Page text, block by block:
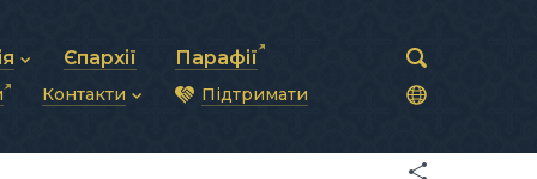
рада
та комунікації
Єпархії Парафії
Контакти Підтримати